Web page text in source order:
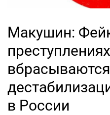
Макушин:
в России